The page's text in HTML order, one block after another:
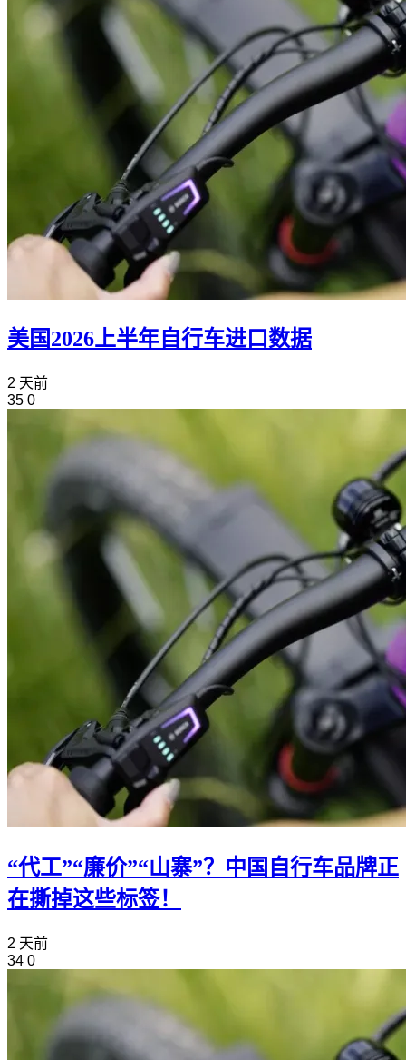
美国2026上半年自行车进口数据
2 天前
35 0
“代工”“廉价”“山寨”？中国自行车品牌正
在撕掉这些标签！
2 天前
34 0